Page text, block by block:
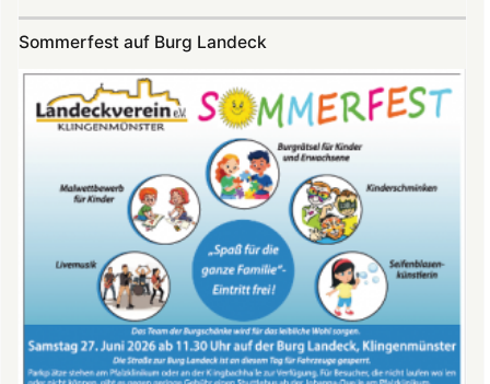
auf
Burg
Landeck
am
Juni
2026
ab
20:30
Uhr​​​​​​​​​​​​​​
Sommerfest auf Burg Landeck